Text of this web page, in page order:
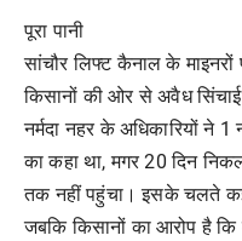
पूरा पानी
सांचौर लिफ्ट कैनाल के
किसानों की ओर से अवैध
नर्मदा नहर के अधिकारियों ने
का कहा था, मगर 20 दिन
तक नहीं पहुंचा। इसके चलते कई
जबकि किसानों का आरोप है